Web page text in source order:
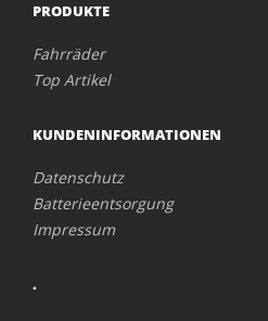
PRODUKTE
Fahrräder
Top Artikel
KUNDENINFORMATIONEN
Datenschutz
Batterieentsorgung
Impressum
.